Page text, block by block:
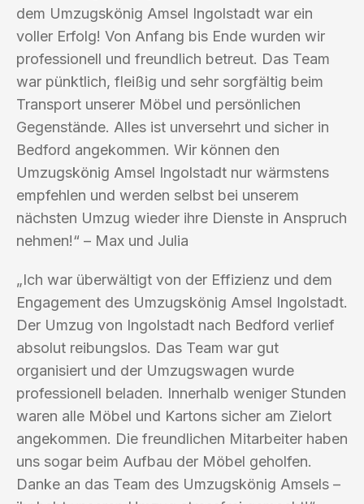
dem Umzugskönig Amsel Ingolstadt war ein
voller Erfolg! Von Anfang bis Ende wurden wir
professionell und freundlich betreut. Das Team
war pünktlich, fleißig und sehr sorgfältig beim
Transport unserer Möbel und persönlichen
Gegenstände. Alles ist unversehrt und sicher in
Bedford angekommen. Wir können den
Umzugskönig Amsel Ingolstadt nur wärmstens
empfehlen und werden selbst bei unserem
nächsten Umzug wieder ihre Dienste in Anspruch
nehmen!“ – Max und Julia
„Ich war überwältigt von der Effizienz und dem
Engagement des Umzugskönig Amsel Ingolstadt.
Der Umzug von Ingolstadt nach Bedford verlief
absolut reibungslos. Das Team war gut
organisiert und der Umzugswagen wurde
professionell beladen. Innerhalb weniger Stunden
waren alle Möbel und Kartons sicher am Zielort
angekommen. Die freundlichen Mitarbeiter haben
uns sogar beim Aufbau der Möbel geholfen.
Danke an das Team des Umzugskönig Amsels –